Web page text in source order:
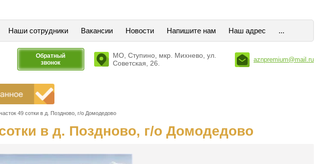
Наши сотрудники Вакансии Новости Напишите нам Наш адрес ...
Обратный
звонок
МО, Ступино, мкр. Михнево, ул.
Советская, 26.
aznpremium@mail.ru
49 сотки в д. Поздново, г/о Домодедово
в д. Поздново, г/о Домодедово